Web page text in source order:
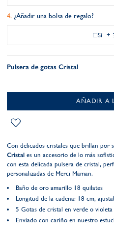
¿Añadir una bolsa de regalo?
Sí +
Pulsera de gotas Cristal
AÑADIR A
Con delicados cristales que brillan por
Cristal es un accesorio de lo más
con esta delicada pulsera de cristal,
personalizadas de Merci Maman.
Baño de oro amarillo 18 quilates
Longitud de la cadena: 18 cm,
5 Gotas de cristal en verde o violeta
Enviado con cariño en nuestro